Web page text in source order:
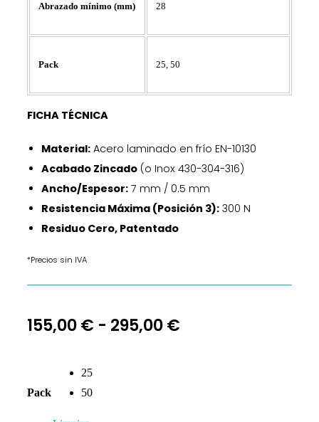
Abrazado mínimo (mm) 28
Pack 25, 50
FICHA TÉCNICA
Material: Acero laminado en frío EN-10130
Acabado Zincado (o Inox 430-304-316)
Ancho/Espesor: 7 mm / 0.5 mm
Resistencia Máxima (Posición 3): 300 N
Residuo Cero, Patentado
*Precios sin IVA
155,00€ - 295,00€
Pack
25
50